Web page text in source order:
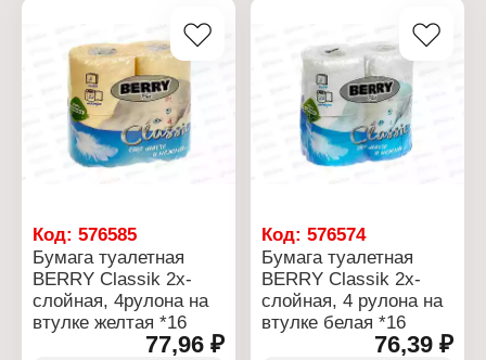
Код: 576585
Бумага туалетная
BERRY Classik 2х-
слойная, 4рулона на
втулке желтая *16
77,96 ₽
Код:576574
Бумага туалетная
BERRY Classik 2х-
слойная, 4 рулона на
втулке белая *16
76,39 ₽